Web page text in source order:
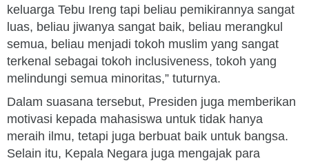
keluarga Tebu Ireng tapi beliau pemikirannya sangat
luas, beliau jiwanya sangat baik, beliau merangkul
semua, beliau menjadi tokoh muslim yang sangat
terkenal sebagai tokoh inclusiveness, tokoh yang
melindungi semua minoritas,” tuturnya.
Dalam suasana tersebut, Presiden juga memberikan
motivasi kepada mahasiswa untuk tidak hanya
meraih ilmu, tetapi juga berbuat baik untuk bangsa.
Selain itu, Kepala Negara juga mengajak para